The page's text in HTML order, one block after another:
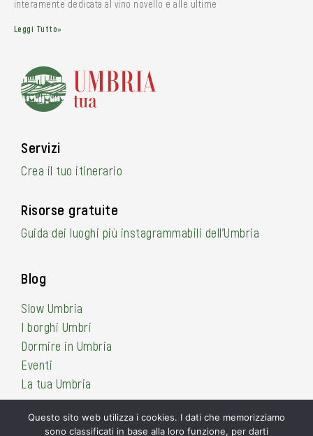
interamente dedicata al vino novello e alle ultime
Leggi Tutto»
Servizi
Crea il tuo itinerario
Risorse gratuite
Guida dei luoghi più instagrammabili dell’Umbria
Blog
Slow Umbria
I borghi Umbri
Dormire in Umbria
Eventi
La tua Umbria
Questo sito web utilizza i cookies. I dati che memorizziamo
sono classificati in base alla loro funzione, per darti